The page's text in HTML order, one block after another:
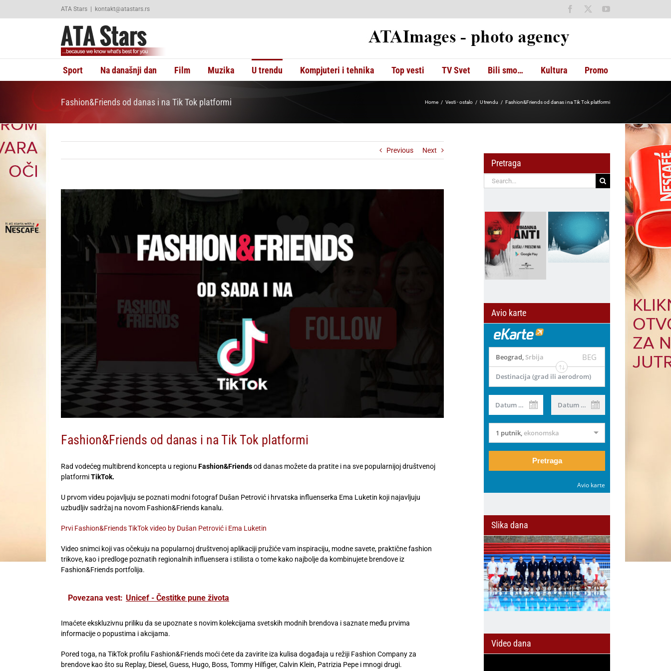
ATA Stars | kontakt@atastars.rs Facebook YouTube
Sport Na današnji dan Film Muzika U trendu Kompjuteri i tehnika Top vesti TV Svet Bili smo… Kultura Promo
Fashion&Friends od danas i na Tik Tok platformi Home Vesti - ostalo U trendu Fashion&Friends od danas i na Tik Tok platformi
Previous Next
View
Fashion&Friends od danas i na Tik Tok platformi
Rad vodećeg multibrend koncepta u regionu Fashion&Friendsod danas možete da pratite i na sve popularnijoj društvenoj
platformiTikTok.
U prvom videu pojavljuju se poznati modni fotograf Dušan Petrović i hrvatska influenserka Ema Luketin koji najavljuju
uzbudljiv sadržaj na novom Fashion&Friends kanalu.
Prvi Fashion&Friends TikTok video by Dušan Petrović i Ema Luketin
Video snimci koji vas očekuju na popularnoj društvenoj aplikaciji pružiće vam inspiraciju, modne savete, praktične fashion
trikove, kao i predloge poznatih regionalnih influensera i stilista o tome kako najbolje da kombinujete brendove iz
Fashion&Friends portfolija.
Povezana vest: Unicef - Čestitke pune života
Imaćete ekskluzivnu priliku da se upoznate s novim kolekcijama svetskih modnih brendova i saznate među prvima
informacije o popustima i akcijama.
Pored toga, na TikTok profilu Fashion&Friends moći ćete da zavirite iza kulisa događaja u režiji Fashion Company za
brendove kao što su Replay, Diesel, Guess, Hugo, Boss, Tommy Hilfiger, Calvin Klein, Patrizia Pepe i mnogi drugi.
Pretraga
Search
for:
Avio karte
Beograd, Srbija BEG
Destinacija (grad ili aerodrom)
Datum od Datum do
1 putnik,ekonomska
Pretraga
Avio karte
Slika dana
Video dana